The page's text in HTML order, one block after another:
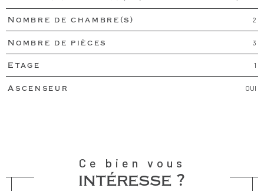
Nombre de chambre(s) 2
Nombre de pièces 3
Etage 1
Ascenseur OUI
Ce bien vous
intéresse ?